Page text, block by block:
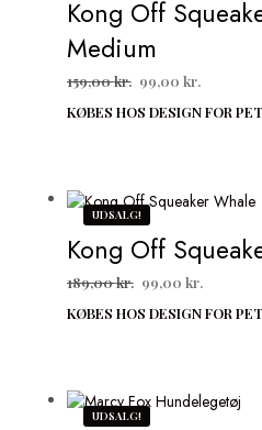
Kong Off
Medium
159,00kr. Den
pris
99,00 kr.Den
pris
KØBES HOS DESIGN FOR
UDSALG!
Kong Off
189,00kr. Den
pris
99,00 kr.
pris
KØBES HOS DESIGN FOR
UDSALG!